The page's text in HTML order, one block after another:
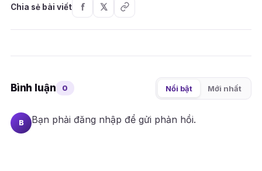
Chia sẻ bài viết
Bình luận 0 Nổi bật Mới nhất
B Bạn phải đăng nhập để gửi phản hồi.